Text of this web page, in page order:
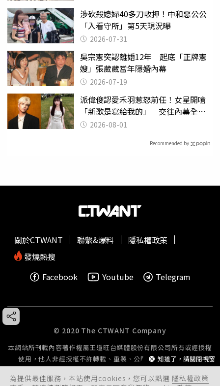
涉砍殺媳婦40多刀收押！中和惡公公
「入看守所」第5天現況曝
2026-07-31
吳宗憲突認離婚12年 起底「正牌憲
嫂」張葳葳當年隱婚內幕
2026-07-19
派偉俊認愛禾羽惹怒前任！女星開嗆
「新歌是寫給我的」 交往內幕全說
了 2026-08-01
Recommended by
為提供最佳服務，本站使用cookies，您可以點選 隱私權政策
知道了，請關閉視窗
關於CTWANT 聯繫&爆料
隱私權政策
發燒熱搜
Facebook
Youtube Telegram
© 2020 The CTWANT Company
本網站所刊載內容著作權屬王道旺台媒體股份有限公司所有或經授權
使用，他人非經授權不許轉載、重製、公開播送或公開傳輸。